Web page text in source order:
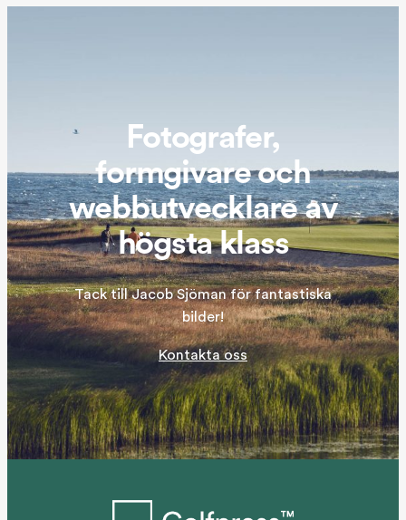
Fotografer,
formgivare och
webbutvecklare av
högsta klass
Tack till Jacob Sjöman för fantastiska
bilder!
Kontakta oss